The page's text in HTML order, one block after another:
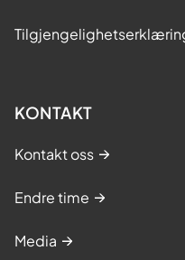
KONTAKT
Kontakt oss
Endre time
Media